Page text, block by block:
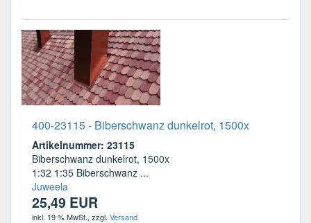
400-23115 - Biberschwanz dunkelrot, 1500x
Artikelnummer: 23115
Biberschwanz dunkelrot, 1500x
1:32 1:35 Biberschwanz ...
Juweela
25,49 EUR
inkl. 19 % MwSt., zzgl. Versand